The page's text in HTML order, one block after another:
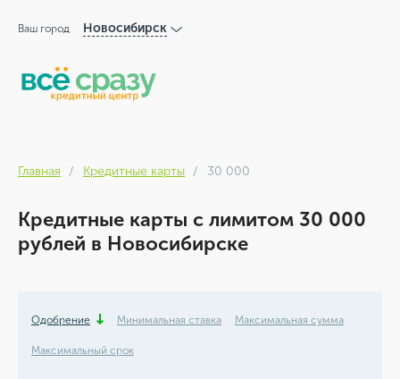
Ваш город Новосибирск
Главная Кредитные карты 30 000
Кредитные карты с лимитом 30 000
рублей в Новосибирске
Одобрение Минимальная ставка Максимальная сумма
Максимальный срок